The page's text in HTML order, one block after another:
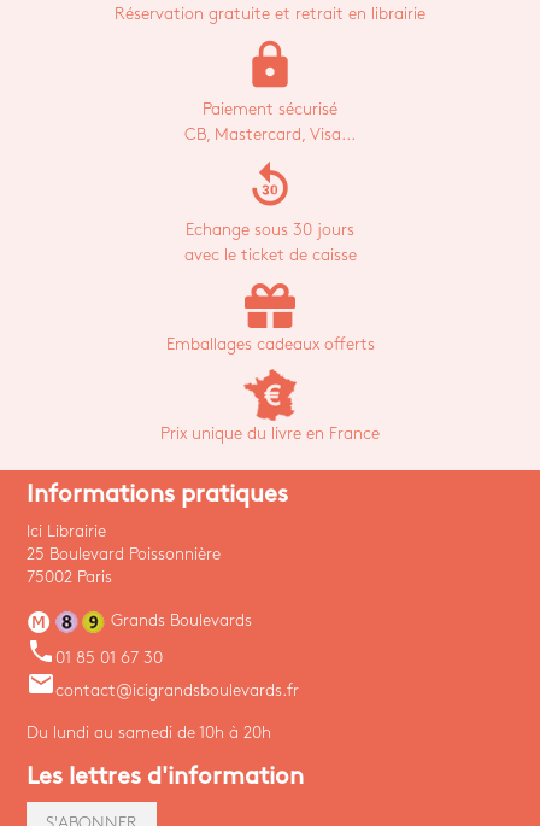
Réservation gratuite et retrait en librairie
lock
Paiement sécurisé
CB, Mastercard, Visa...
replay_30
Echange sous 30 jours
avec le ticket de caisse
Emballages cadeaux offerts
Prix unique du livre en France
Informations pratiques
Ici Librairie
25 Boulevard Poissonnière
75002 Paris
Grands Boulevards
phone 01 85 01 67 30
emailcontact@icigrandsboulevards.fr
Du lundi au samedi de 10h à 20h
Les lettres d'information